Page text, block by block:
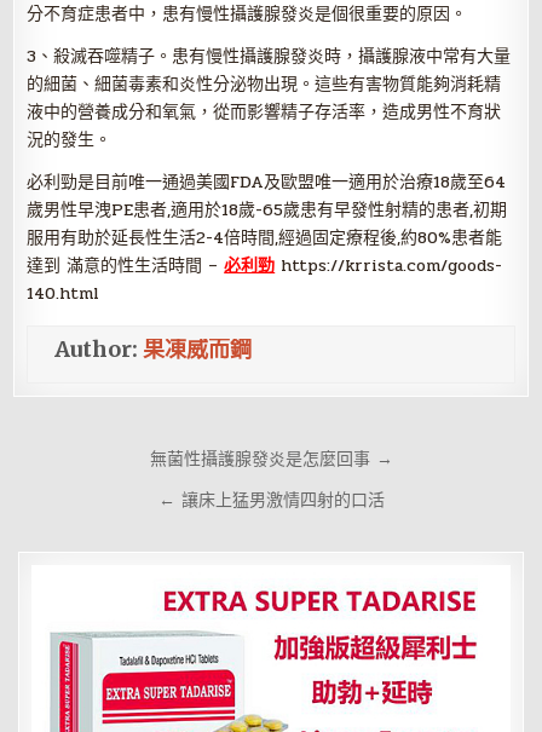
分不育症患者中，患有慢性攝護腺發炎是個很重要的原因。
3、殺滅吞噬精子。患有慢性攝護腺發炎時，攝護腺液中常有大量
的細菌、細菌毒素和炎性分泌物出現。這些有害物質能夠消耗精
液中的營養成分和氧氣，從而影響精子存活率，造成男性不育狀
況的發生。
必利勁是目前唯一通過美國FDA及歐盟唯一適用於治療18歲至64
歲男性早洩PE患者,適用於18歲-65歲患有早發性射精的患者,初期
服用有助於延長性生活2-4倍時間,經過固定療程後,約80%患者能
達到 滿意的性生活時間 –必利勁 https://krrista.com/goods-
140.html
Author:果凍威而鋼
覽
無菌性攝護腺發炎是怎麼回事 →
← 讓床上猛男激情四射的口活